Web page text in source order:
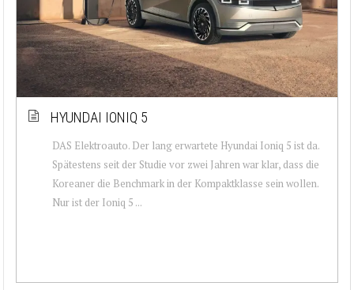
HYUNDAI IONIQ 5
DAS Elektroauto. Der lang erwartete Hyundai Ioniq 5 ist da.
Spätestens seit der Studie vor zwei Jahren war klar, dass die
Koreaner die Benchmark in der Kompaktklasse sein wollen.
Nur ist der Ioniq 5 ...